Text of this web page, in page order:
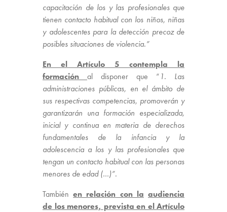
capacitación de los y las profesionales que
tienen contacto habitual con los niños, niñas
y adolescentes para la detección precoz de
posibles situaciones de violencia.”
En el
Artículo 5 contempla la
formación al disponer que “ 1. Las
administraciones públicas, en el ámbito de
sus respectivas competencias, promoverán y
garantizarán una formación especializada,
inicial y continua en materia de derechos
fundamentales de la infancia y la
adolescencia a los y las profesionales que
tengan un contacto habitual con las personas
menores de edad (…)”.
Tambiénen relación con la audiencia
de los menores, prevista en el Artículo